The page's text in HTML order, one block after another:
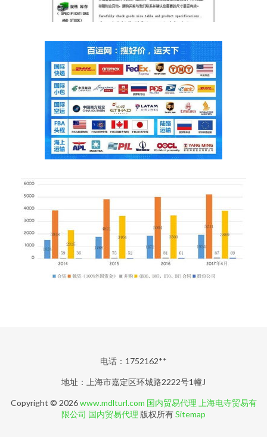
电话：1752162**
地址：上海市嘉定区环城路2222号1幢J
Copyright © 2026www.mdlturl.com 国内贸易代理 上海电寺贸易有
限公司 国内贸易代理 版权所有Sitemap